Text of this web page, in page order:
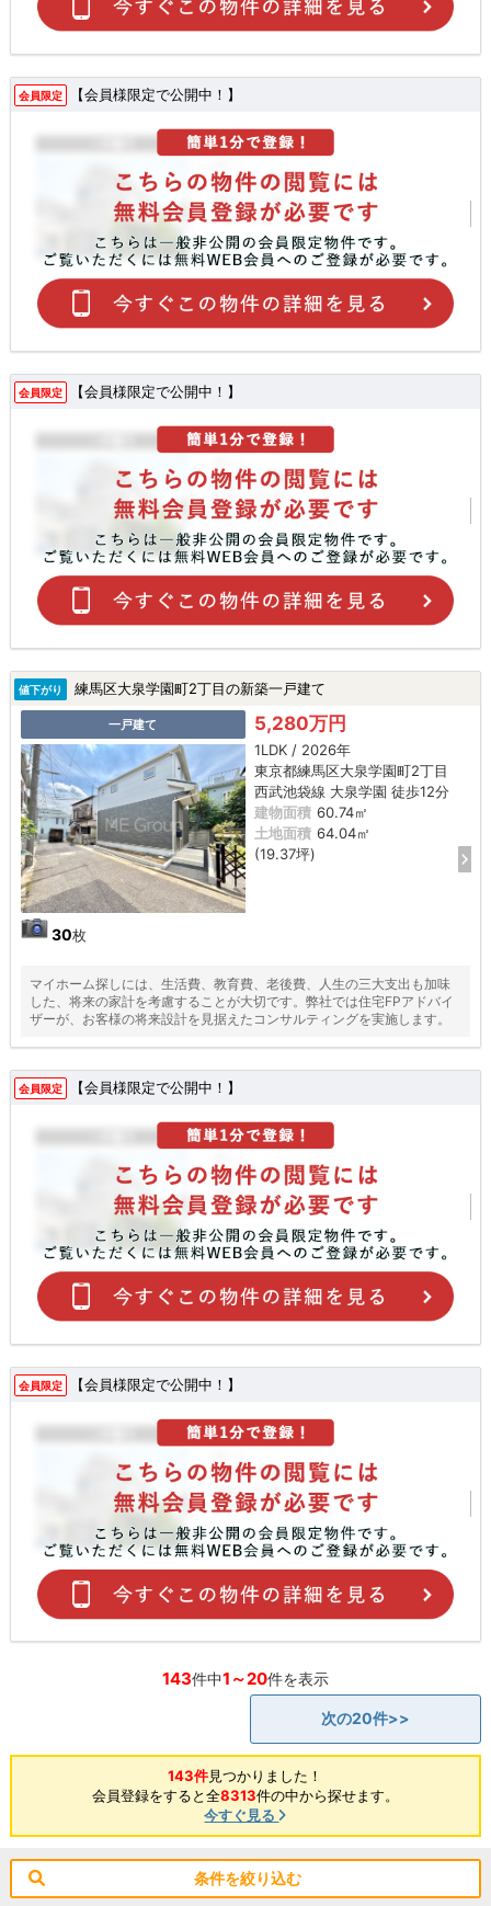
会員限定 【会員様限定で公開中！】
会員限定 【会員様限定で公開中！】
値下がり 練馬区大泉学園町2丁目の新築一戸建て
一戸建て
30枚
5,280万円
1LDK / 2026年
東京都練馬区大泉学園町2丁目
西武池袋線 大泉学園 徒歩12分
建物面積 60.74㎡
土地面積 64.04㎡
(19.37坪)
マイホーム探しには、生活費、教育費、老後費、人生の三大支出も加味
した、将来の家計を考慮することが大切です。弊社では住宅FPアドバイ
ザーが、お客様の将来設計を見据えたコンサルティングを実施します。
会員限定 【会員様限定で公開中！】
会員限定 【会員様限定で公開中！】
143件中1～20件を表示
次の20件>>
143件見つかりました！
会員登録をすると全8313件の中から探せます。
今すぐ見る
条件を絞り込む